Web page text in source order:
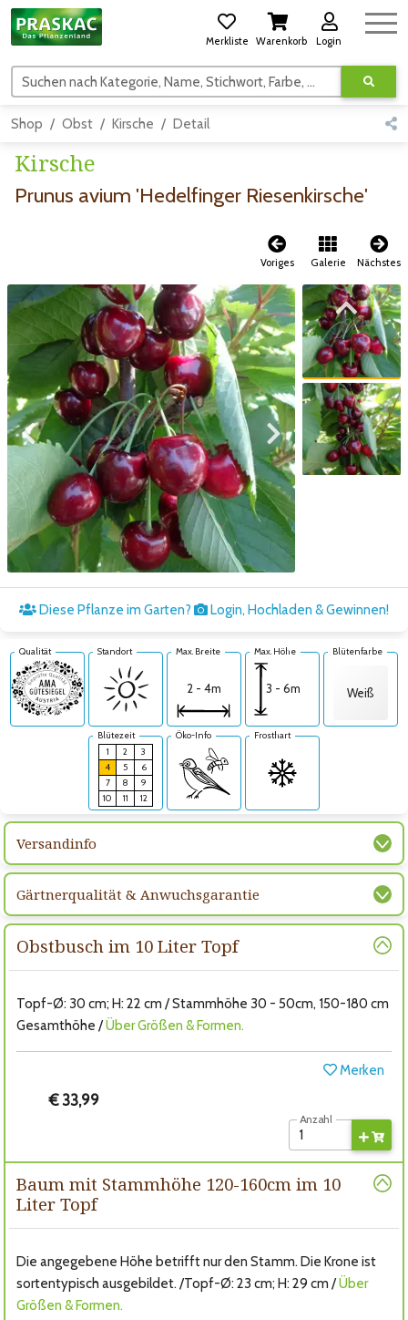
Merkliste Warenkorb Login
Suchen nach Kategorie, Name, Stichwort, Farbe, usw.
Shop Obst Kirsche Detail
Kirsche
Prunus avium 'Hedelfinger Riesenkirsche'
Voriges Galerie Nächstes
Zum vorigen Bild Zum nächsten Bild
Zum vorigen Bild
Zum nächsten Bild
Diese Pflanze im Garten? Login, Hochladen & Gewinnen!
Qualität Standort Max. Breite
2 - 4m
Max. Höhe
3 - 6m
Blütenfarbe
Weiß
Blütezeit
1
2
3
4
5
6
7
8
9
10
11 12
Öko-Info Frosthart
Versandinfo
Gärtnerqualität & Anwuchsgarantie
Obstbusch im 10 Liter Topf
Topf-Ø: 30 cm; H: 22 cm / Stammhöhe 30 - 50cm, 150-180 cm
Gesamthöhe /Über Größen & Formen.
Merken
€ 33,99
Anzahl
Baum mit Stammhöhe 120-160cm im 10
Liter Topf
Die angegebene Höhe betrifft nur den Stamm. Die Krone ist
sortentypisch ausgebildet. /Topf-Ø: 23 cm; H: 29 cm /Über
Größen & Formen.